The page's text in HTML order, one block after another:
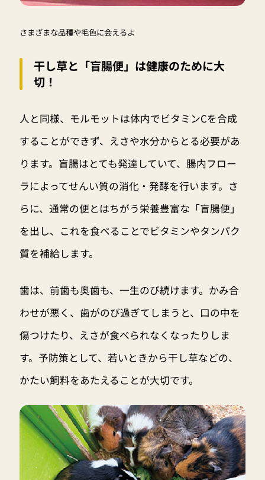
さまざまな品種や毛色に会えるよ
干し草と「盲腸便」は健康のために大
切！
人と同様、モルモットは体内でビタミンCを合成
することができず、えさや水分からとる必要があ
ります。盲腸はとても発達していて、腸内フロー
ラによってせんい質の消化・発酵を行います。さ
らに、通常の便とはちがう栄養豊富な「盲腸便」
を出し、これを食べることでビタミンやタンパク
質を補給します。
歯は、前歯も奥歯も、一生のび続けます。かみ合
わせが悪く、歯がのび過ぎてしまうと、口の中を
傷つけたり、えさが食べられなくなったりしま
す。予防策として、若いときから干し草などの、
かたい飼料をあたえることが大切です。